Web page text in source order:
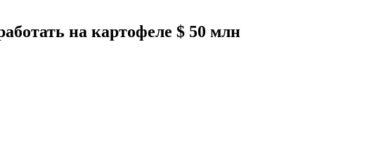
на картофеле $ 50 млн